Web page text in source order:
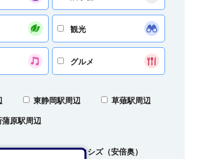
観光
グルメ
東静岡駅周辺 草薙駅周辺
蒲原駅周辺
奥大井） オクシズ（安倍奥）